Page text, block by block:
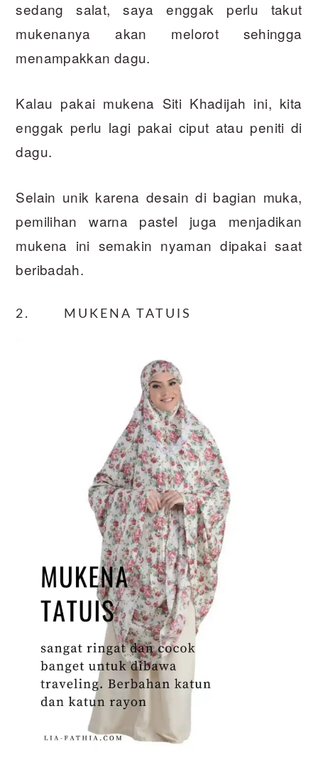
sedang salat, saya enggak perlu takut
mukenanya akan melorot sehingga
menampakkan dagu.
Kalau pakai mukena Siti Khadijah ini, kita
enggak perlu lagi pakai ciput atau peniti di
dagu.
Selain unik karena desain di bagian muka,
pemilihan warna pastel juga menjadikan
mukena ini semakin nyaman dipakai saat
beribadah.
2. MUKENA TATUIS